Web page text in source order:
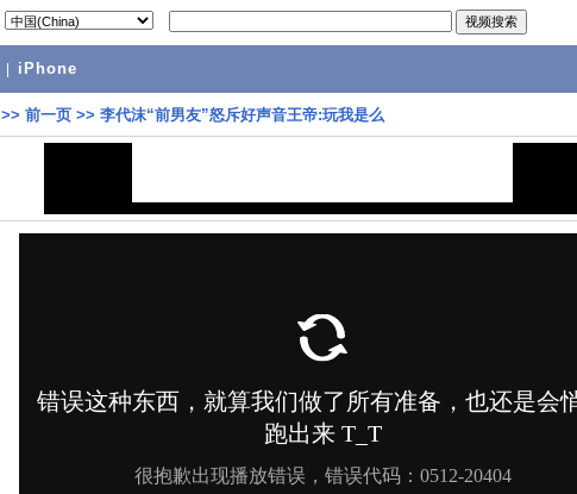
iPhone
>> 前一页 >> 李代沫“前男友”怒斥好声音王帝:玩我是么